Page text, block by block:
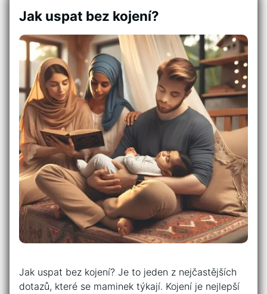
Jak uspat bez kojení?
Jak uspat bez kojení? Je to jeden z nejčastějších
dotazů, které se maminek týkají. Kojení je nejlepší